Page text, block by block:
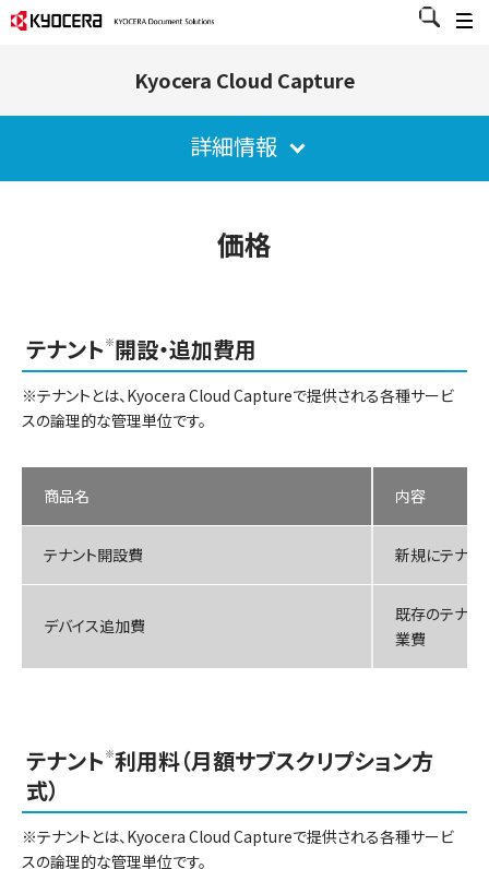
Kyocera Cloud Capture
詳細情報
価格
テナント ※開設・追加費用
※テナントとは、Kyocera Cloud Captureで提供される各種サービ
スの論理的な管理単位です。
商品名 内容
テナント開設費 新規にテナン
デバイス追加費
既存のテナン
業費
テナント ※利用料（月額サブスクリプション方
式）
※テナントとは、Kyocera Cloud Captureで提供される各種サービ
スの論理的な管理単位です。